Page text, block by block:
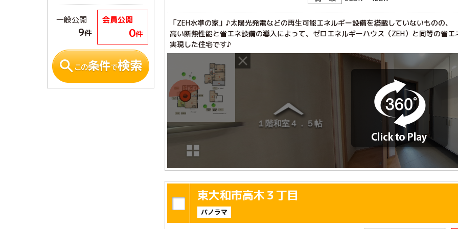
「ZEH水準の家」♪太陽光発電などの再生可能エネルギー設備を搭載していないものの、
高い断熱性能と省エネ設備の導入によって、ゼロエネルギーハウス（ZEH）と同等の省エ
東大和市高木３丁目
会員公開
0件
一般公開
9件